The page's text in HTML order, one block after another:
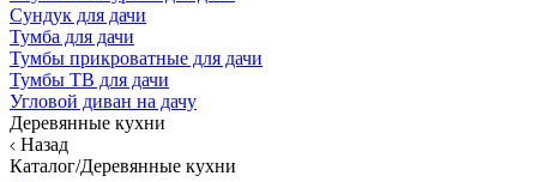
Сундук для дачи
Тумба для дачи
Тумбы прикроватные для дачи
Тумбы ТВ для дачи
Угловой диван на дачу
Деревянные кухни
Назад
Каталог/Деревянные кухни